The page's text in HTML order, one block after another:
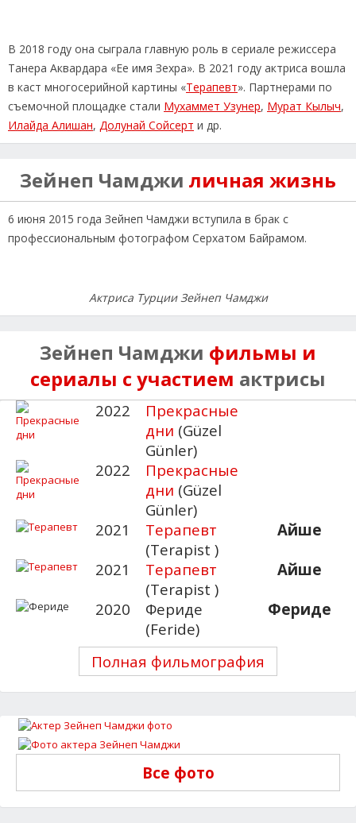
В 2018 году она сыграла главную роль в сериале режиссера
Танера Аквардара «Ее имя Зехра». В 2021 году актриса вошла
в каст многосерийной картины «Терапевт». Партнерами по
съемочной площадке стали Мухаммет Узунер, Мурат Кылыч,
Илайда Алишан, Долунай Сойсерт и др.
Зейнеп Чамджи личная жизнь
6 июня 2015 года Зейнеп Чамджи вступила в брак с
профессиональным фотографом Серхатом Байрамом.
Актриса Турции Зейнеп Чамджи
Зейнеп Чамджи фильмы и
сериалы с участием актрисы
2022
Прекрасные
дни (Güzel
Günler)
2022
Прекрасные
дни (Güzel
Günler)
2021
Терапевт
(Terapist )
Айше
2021
Терапевт
(Terapist )
Айше
2020
Фериде
(Feride)
Фериде
Полная фильмография
Все фото